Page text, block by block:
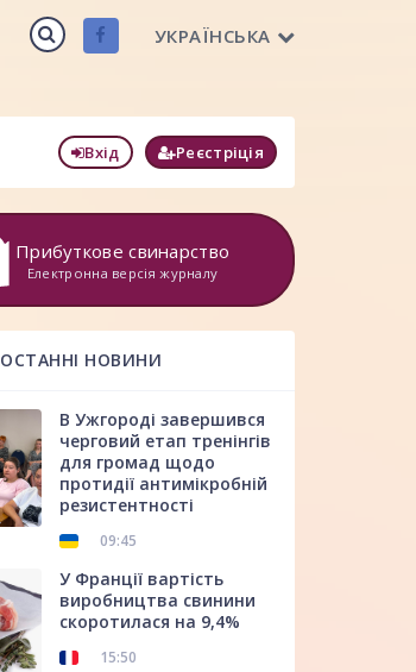
УКРАЇНСЬКА
Вхід Реєстріція
Прибуткове свинарство
Електронна версія журналу
ОСТАННІ НОВИНИ
В Ужгороді завершився
черговий етап тренінгів
для громад щодо
протидії антимікробній
резистентності
09:45
У Франції вартість
виробництва свинини
скоротилася на 9,4%
15:50